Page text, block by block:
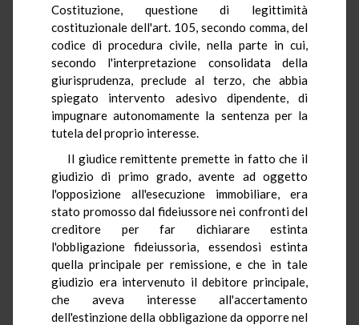
Costituzione, questione di legittimità
costituzionale dell'art. 105, secondo comma, del
codice di procedura civile, nella parte in cui,
secondo l'interpretazione consolidata della
giurisprudenza, preclude al terzo, che abbia
spiegato intervento adesivo dipendente, di
impugnare autonomamente la sentenza per la
tutela del proprio interesse.
Il giudice remittente premette in fatto che il
giudizio di primo grado, avente ad oggetto
l'opposizione all'esecuzione immobiliare, era
stato promosso dal fideiussore nei confronti del
creditore per far dichiarare estinta
l'obbligazione fideiussoria, essendosi estinta
quella principale per remissione, e che in tale
giudizio era intervenuto il debitore principale,
che aveva interesse all'accertamento
dell'estinzione della obbligazione da opporre nel